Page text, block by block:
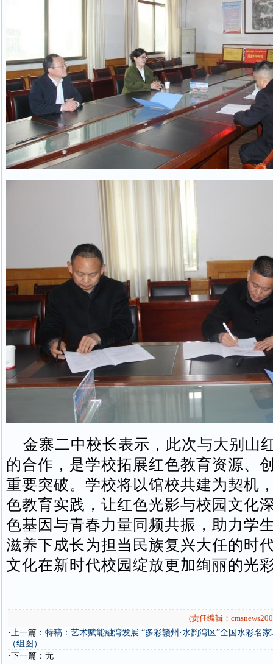
金寨二中校长表示，此次与大别山
的合作，是学校拓展红色教育资源、
重要突破。学校将以馆校共建为契机
色教育实践，让红色光影与校园文化
色基因与青春力量同频共振，助力学
滋养下成长为担当民族复兴大任的时
文化在新时代校园绽放更加绚丽的光
(责任编辑：
·上一篇： 特稿：艺术赋能融湾发展 “多彩赣州·水韵湾区”全国水彩名
（组图）
·下一篇：无